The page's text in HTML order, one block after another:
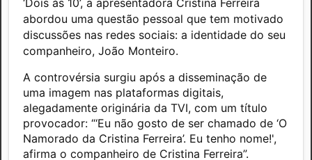
abordou uma questão pessoal que tem motivado
discussões nas redes sociais: a identidade do seu
companheiro, João Monteiro.
A controvérsia surgiu após a disseminação de
uma imagem nas plataformas digitais,
alegadamente originária da TVI, com um título
provocador: “‘Eu não gosto de ser chamado de ‘O
Namorado da Cristina Ferreira’. Eu tenho nome!',
afirma o companheiro de Cristina Ferreira”.